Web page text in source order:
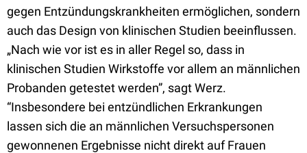
gegen Entzündungskrankheiten ermöglichen, sondern
auch das Design von klinischen Studien beeinflussen.
„Nach wie vor ist es in aller Regel so, dass in
klinischen Studien Wirkstoffe vor allem an männlichen
Probanden getestet werden”, sagt Werz.
“Insbesondere bei entzündlichen Erkrankungen
lassen sich die an männlichen Versuchspersonen
gewonnenen Ergebnisse nicht direkt auf Frauen